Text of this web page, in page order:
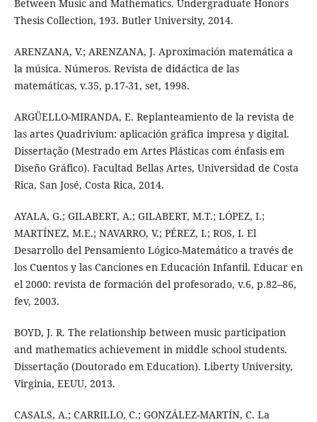
Between Music and Mathematics. Undergraduate Honors
Thesis Collection, 193. Butler University, 2014.
ARENZANA, V.; ARENZANA, J. Aproximación matemática a
la música. Números. Revista de didáctica de las
matemáticas, v.35, p.17-31, set, 1998.
ARGÜELLO-MIRANDA, E. Replanteamiento de la revista de
las artes Quadrivium: aplicación gráfica impresa y digital.
Dissertação (Mestrado em Artes Plásticas com énfasis em
Diseño Gráfico). Facultad Bellas Artes, Universidad de Costa
Rica, San José, Costa Rica, 2014.
AYALA, G.; GILABERT, A.; GILABERT, M.T.; LÓPEZ, I.;
MARTÍNEZ, M.E.; NAVARRO, V.; PÉREZ, I.; ROS, I. El
Desarrollo del Pensamiento Lógico-Matemático a través de
los Cuentos y las Canciones en Educación Infantil. Educar en
el 2000: revista de formación del profesorado, v.6, p.82–86,
fev, 2003.
BOYD, J. R. The relationship between music participation
and mathematics achievement in middle school students.
Dissertação (Doutorado em Education). Liberty University,
Virginia, EEUU, 2013.
CASALS, A.; CARRILLO, C.; GONZÁLEZ-MARTÍN, C. La